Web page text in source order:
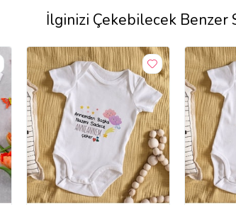
İlginizi Çekebilecek Benzer